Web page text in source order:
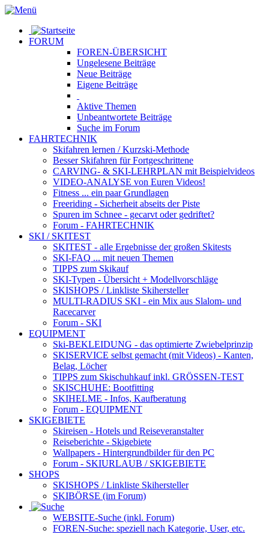
FORUM
FOREN-ÜBERSICHT
Ungelesene Beiträge
Neue Beiträge
Eigene Beiträge
Aktive Themen
Unbeantwortete Beiträge
Suche im Forum
FAHRTECHNIK
Skifahren lernen / Kurzski-Methode
Besser Skifahren für Fortgeschrittene
CARVING- & SKI-LEHRPLAN mit Beispielvideos
VIDEO-ANALYSE von Euren Videos!
Fitness ... ein paar Grundlagen
Freeriding - Sicherheit abseits der Piste
Spuren im Schnee - gecarvt oder gedriftet?
Forum - FAHRTECHNIK
SKI / SKITEST
SKITEST - alle Ergebnisse der großen Skitests
SKI-FAQ ... mit neuen Themen
TIPPS zum Skikauf
SKI-Typen - Übersicht + Modellvorschläge
SKISHOPS / Linkliste Skihersteller
MULTI-RADIUS SKI - ein Mix aus Slalom- und
Racecarver
Forum - SKI
EQUIPMENT
Ski-BEKLEIDUNG - das optimierte Zwiebelprinzip
SKISERVICE selbst gemacht (mit Videos) - Kanten,
Belag, Löcher
TIPPS zum Skischuhkaufinkl. GRÖSSEN-TEST
SKISCHUHE: Bootfitting
SKIHELME - Infos, Kaufberatung
Forum - EQUIPMENT
SKIGEBIETE
Skireisen - Hotels und Reiseveranstalter
Reiseberichte - Skigebiete
Wallpapers - Hintergrundbilder für den PC
Forum - SKIURLAUB / SKIGEBIETE
SHOPS
SKISHOPS / Linkliste Skihersteller
SKIBÖRSE (im Forum)
WEBSITE-Suche (inkl. Forum)
FOREN-Suche: speziell nach Kategorie, User, etc.